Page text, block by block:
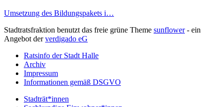
Umsetzung des Bildungspakets i…
Stadtratsfraktion benutzt das freie grüne Theme sunflower‐ ein
Angebot derverdigado eG
Ratsinfo der Stadt Halle
Archiv
Impressum
Informationen gemäß DSGVO
Stadträt*innen